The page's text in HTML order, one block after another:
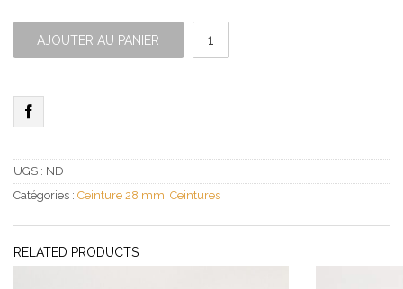
AJOUTER AU PANIER
quantité
Ceinture
UGS : ND
Catégories : Ceinture 28 mm Ceintures
RELATED PRODUCTS